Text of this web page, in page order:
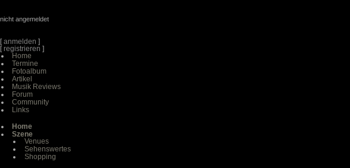
nicht angemeldet
[anmelden ]
[registrieren ]
Home
Termine
Fotoalbum
Artikel
Musik Reviews
Forum
Community
Links
Home
Szene
Venues
Sehenswertes
Shopping